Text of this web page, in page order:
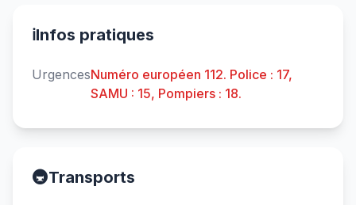
ℹ️Infos pratiques
UrgencesNuméro européen 112. Police : 17,
SAMU : 15, Pompiers : 18.
🚇Transports